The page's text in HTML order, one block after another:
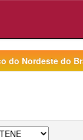
do Nordeste do